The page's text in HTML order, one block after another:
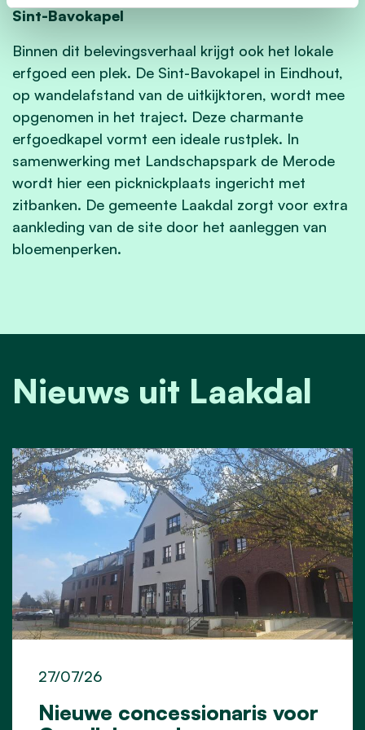
Sint-Bavokapel
Binnen dit belevingsverhaal krijgt ook het lokale
erfgoed een plek. De Sint-Bavokapel in Eindhout,
op wandelafstand van de uitkijktoren, wordt mee
opgenomen in het traject. Deze charmante
erfgoedkapel vormt een ideale rustplek. In
samenwerking met Landschapspark de Merode
wordt hier een picknickplaats ingericht met
zitbanken. De gemeente Laakdal zorgt voor extra
aankleding van de site door het aanleggen van
bloemenperken.
Nieuws uit Laakdal
Nieuwe concessionaris voor
27/07/26